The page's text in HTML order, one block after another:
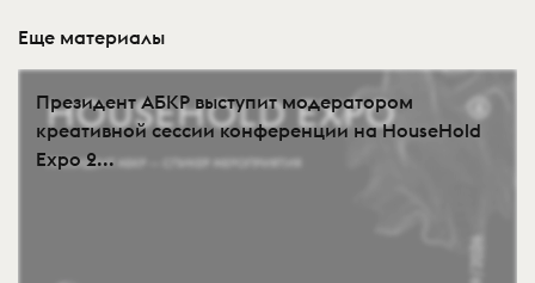
Еще материалы
Президент АБКР выступит модератором
креативной сессии конференции на HouseHold
Expo 2...